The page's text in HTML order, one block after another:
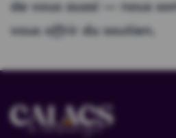
de vous aussi — nous
vous offrir du soutien.